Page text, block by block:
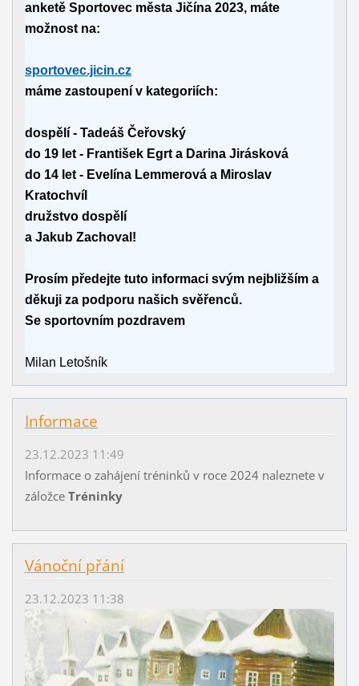
anketě Sportovec města Jičína 2023, máte
možnost na:
sportovec.jicin.cz
máme zastoupení v kategoriích:
dospělí - Tadeáš Čeřovský
do 19 let - František Egrt a Darina Jirásková
do 14 let - Evelína Lemmerová a Miroslav
Kratochvíl
družstvo dospělí
a Jakub Zachoval!
Prosím předejte tuto informaci svým nejbližším a
děkuji za podporu našich svěřenců.
Se sportovním pozdravem
Milan Letošník
Informace
23.12.2023 11:49
Informace o zahájení tréninků v roce 2024 naleznete v
záložce Tréninky
Vánoční přání
23.12.2023 11:38